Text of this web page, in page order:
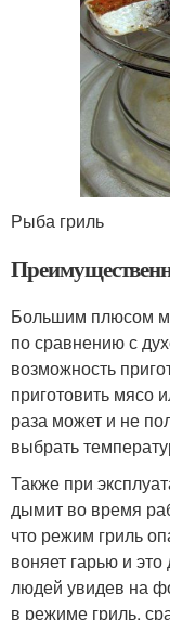
Рыба гриль
Большим плюсом
по сравнению с
возможность
приготовить мясо
раза может и не
выбрать
Также при
дымит во время
что режим гриль
воняет гарью и
людей увидев на
в режиме гриль,